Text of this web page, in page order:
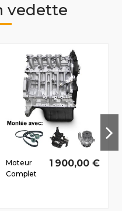
vedette
Moteur
Complet
1 900,00 €